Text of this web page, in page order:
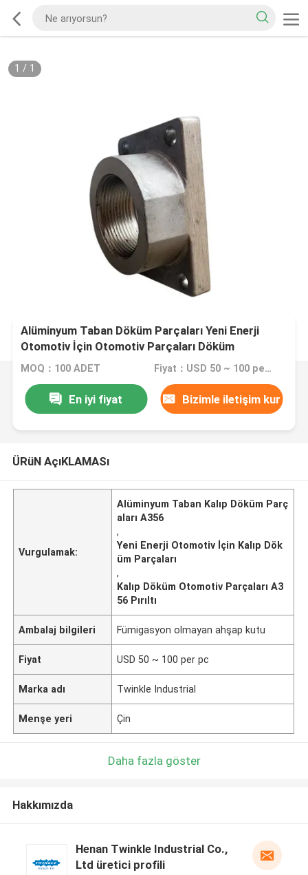
1 / 1
Alüminyum Taban Döküm Parçaları Yeni Enerji
Otomotiv İçin Otomotiv Parçaları Döküm
MOQ：100 ADET Fiyat：USD 50 ~ 100 per pc
En iyi fiyat Bizimle iletişim kur
ÜRüN AçıKLAMASı
Vurgulamak:
Alüminyum Taban Kalıp Döküm Parç
aları A356
,
Yeni Enerji Otomotiv İçin Kalıp Dök
üm Parçaları
,
Kalıp Döküm Otomotiv Parçaları A3
56 Pırıltı
Ambalaj bilgileri Fümigasyon olmayan ahşap kutu
Fiyat USD 50 ~ 100 per pc
Marka adı Twinkle Industrial
Menşe yeri Çin
Daha fazla göster
Hakkımızda
Henan Twinkle Industrial Co.,
Ltd üretici profili